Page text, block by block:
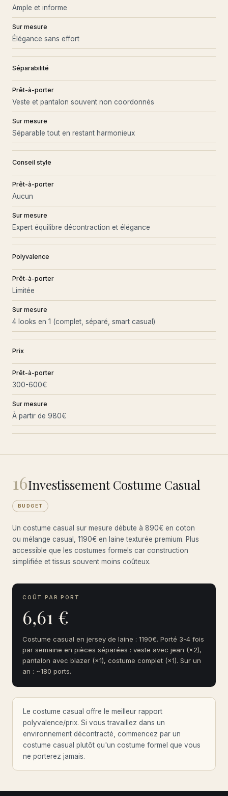
Ample et informe
Sur mesure
Élégance sans effort
Séparabilité
Prêt-à-porter
Veste et pantalon souvent non coordonnés
Sur mesure
Séparable tout en restant harmonieux
Conseil style
Prêt-à-porter
Aucun
Sur mesure
Expert équilibre décontraction et élégance
Polyvalence
Prêt-à-porter
Limitée
Sur mesure
4 looks en 1 (complet, séparé, smart casual)
Prix
Prêt-à-porter
300-600€
Sur mesure
À partir de 980€
16Investissement Costume Casual
BUDGET
Un costume casual sur mesure débute à 890€ en coton
ou mélange casual, 1190€ en laine texturée premium. Plus
accessible que les costumes formels car construction
simplifiée et tissus souvent moins coûteux.
COÛT PAR PORT
6,61 €
Costume casual en jersey de laine : 1190€. Porté 3-4 fois
par semaine en pièces séparées : veste avec jean (×2),
pantalon avec blazer (×1), costume complet (×1). Sur un
an : ~180 ports.
Le costume casual offre le meilleur rapport
polyvalence/prix. Si vous travaillez dans un
environnement décontracté, commencez par un
costume casual plutôt qu'un costume formel que vous
ne porterez jamais.